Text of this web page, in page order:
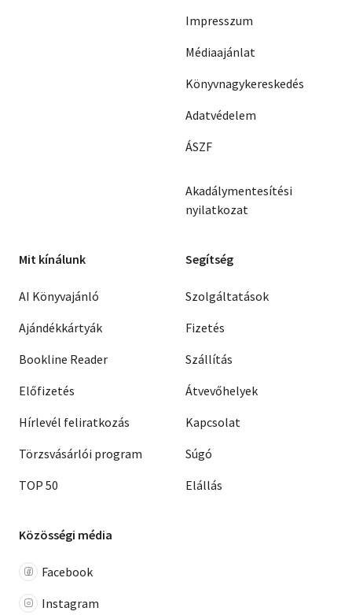
Impresszum
Médiaajánlat
Könyvnagykereskedés
Adatvédelem
ÁSZF
Akadálymentesítési
nyilatkozat
Mit kínálunk
AI Könyvajánló
Ajándékkártyák
Bookline Reader
Előfizetés
Hírlevél feliratkozás
Törzsvásárlói program
TOP 50
Segítség
Szolgáltatások
Fizetés
Szállítás
Átvevőhelyek
Kapcsolat
Súgó
Elállás
Közösségi média
Facebook
Instagram